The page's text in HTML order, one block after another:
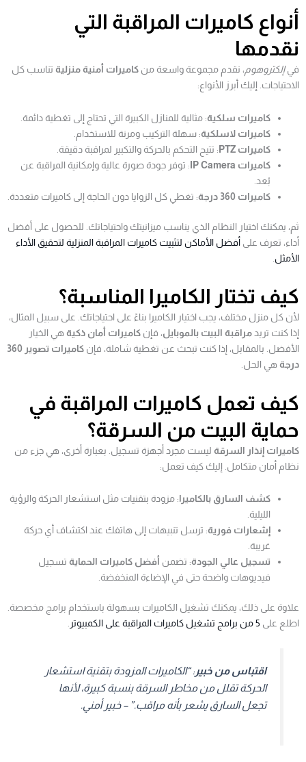
أنواع كاميرات المراقبة التي
نقدمها
فيإلكتروهوم، نقدم مجموعة واسعة من كاميرات أمنية منزلية تناسب كل
الاحتياجات. إليك أبرز الأنواع:
كاميرات سلكية: مثالية للمنازل الكبيرة التي تحتاج إلى تغطية دائمة.
كاميرات لاسلكية: سهلة التركيب ومرنة للاستخدام.
كاميرات PTZ
: تتيح التحكم بالحركة والتكبير لمراقبة دقيقة.
كاميرات IP Camera
: توفر جودة صورة عالية وإمكانية المراقبة عن
بُعد.
كاميرات 360 درجة
: تغطي كل الزوايا دون الحاجة إلى كاميرات متعددة.
ثم، يمكنك اختيار النظام الذي يناسب ميزانيتك واحتياجاتك. للحصول على أفضل
أداء، تعرف على أفضل الأماكن لتثبيت كاميرات المراقبة المنزلية لتحقيق الأداء
الأمثل
كيف تختار الكاميرا المناسبة؟
لأن كل منزل مختلف، يجب اختيار الكاميرا بناءً على احتياجاتك. على سبيل المثال،
إذا كنت تريد مراقبة البيت بالموبايل، فإن كاميرات أمان ذكية هي الخيار
الأفضل. بالمقابل، إذا كنت تبحث عن تغطية شاملة، فإن
كاميرات تصوير 360
درجة هي الحل.
كيف تعمل كاميرات المراقبة في
حماية البيت من السرقة؟
كاميرات إنذار السرقة ليست مجرد أجهزة تسجيل. بعبارة أخرى، هي جزء من
نظام أمان متكامل. إليك كيف تعمل:
كشف السارق بالكاميرا: مزودة بتقنيات مثل استشعار الحركة والرؤية
الليلية.
إشعارات فورية: ترسل تنبيهات إلى هاتفك عند اكتشاف أي حركة
غريبة.
تسجيل عالي الجودة: تضمن أفضل كاميرات الحماية تسجيل
فيديوهات واضحة حتى في الإضاءة المنخفضة.
علاوة على ذلك، يمكنك تشغيل الكاميرات بسهولة باستخدام برامج مخصصة.
اطلع على 5 من برامج تشغيل كاميرات المراقبة على الكمبيوتر
اقتباس من خبير: “الكاميرات المزودة بتقنية استشعار
الحركة تقلل من مخاطر السرقة بنسبة كبيرة، لأنها
تجعل السارق يشعر بأنه مراقب.” – خبير أمني.